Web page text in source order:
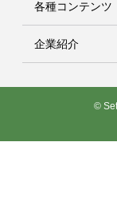
各種コンテンツ
企業紹介
©